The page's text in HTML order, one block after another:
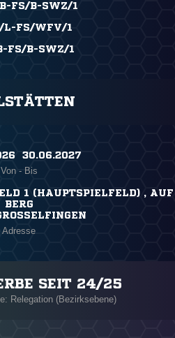
FS/B-SWZ/1
L-FS/WFV/1
FS/B-SWZ/1
30.06.2027
Von - Bis
1 (HAUPTSPIELFELD) , AUF
BERG
Adresse
SEIT 24/25
Relegation (Bezirksebene)